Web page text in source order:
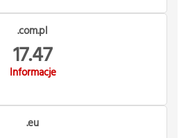
.com.pl
17.47
Informacje
.eu